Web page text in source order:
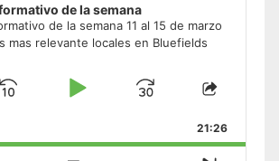
de la semana
de la semana 11 al 15 de marzo
mas relevante locales en Bluefields
Skip
Play
Jump
Forward
Share
Episode
21:26